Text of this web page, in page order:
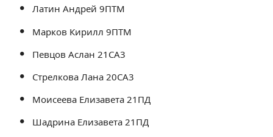
Информация
Независимая оценка качества
Обращения онлайн
Контакты
Региональный центр по профилактике ДДТТ
Учебно-производственный комплекс
Латин Андрей 9ПТМ
Марков Кирилл 9ПТМ
Певцов Аслан 21СА3
Стрелкова Лана 20СА3
Моисеева Елизавета 21ПД
Шадрина Елизавета 21ПД